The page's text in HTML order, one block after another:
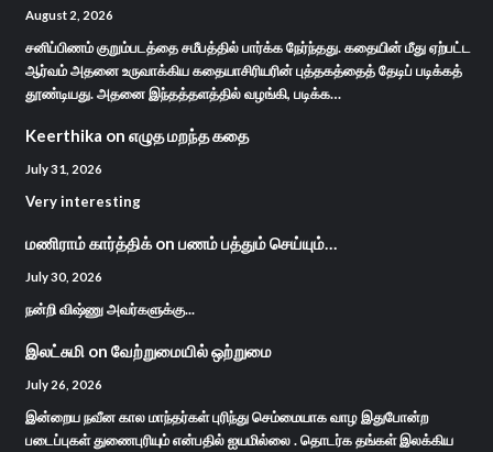
August 2, 2026
சனிப்பிணம் குறும்படத்தை சமீபத்தில் பார்க்க நேர்ந்தது. கதையின் மீது ஏற்பட்ட
ஆர்வம் அதனை உருவாக்கிய கதையாசிரியரின் புத்தகத்தைத் தேடிப் படிக்கத்
தூண்டியது. அதனை இந்தத்தளத்தில் வழங்கி, படிக்க…
Keerthika on எழுத மறந்த கதை
July 31, 2026
Very interesting
மணிராம் கார்த்திக்on பணம் பத்தும் செய்யும்…
July 30, 2026
நன்றி விஷ்ணு அவர்களுக்கு...
இலட்சுமி on வேற்றுமையில் ஒற்றுமை
July 26, 2026
இன்றைய நவீன கால மாந்தர்கள் புரிந்து செம்மையாக வாழ இதுபோன்ற
படைப்புகள் துணைபுரியும் என்பதில் ஐயமில்லை . தொடர்க தங்கள் இலக்கிய